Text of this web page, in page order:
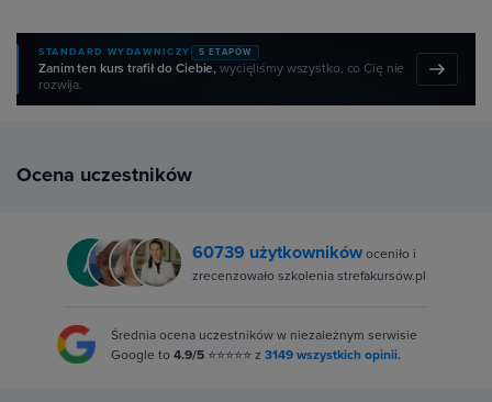
STANDARD WYDAWNICZY 5 ETAPÓW
Zanim ten kurs trafił do Ciebie,wycięliśmy wszystko, co Cię nie
rozwija.
Ocena uczestników
60739 użytkownikówoceniło i
zrecenzowało szkolenia strefakursów.pl
Średnia ocena uczestników w niezależnym serwisie
Google to 4.9/5 ⭐⭐⭐⭐⭐ z 3149 wszystkich opinii.